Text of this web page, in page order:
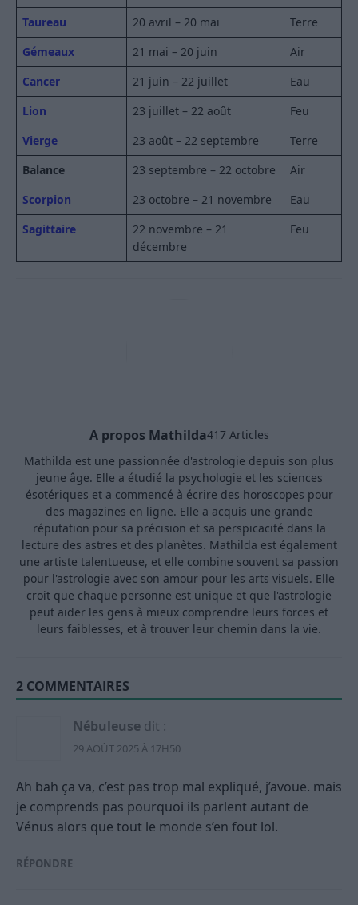
Taureau 20 avril – 20 mai
Terre
Gémeaux
21 mai – 20 juin
Air
Cancer
21 juin – 22 juillet
Eau
Lion
23 juillet – 22 août
Feu
Vierge
23 août – 22 septembre
Terre
Balance
23 septembre – 22 octobre
Air
Scorpion
23 octobre – 21 novembre
Eau
Sagittaire
22 novembre – 21
décembre
Feu
A propos Mathilda417 Articles
Mathilda est une passionnée d'astrologie depuis son plus
jeune âge. Elle a étudié la psychologie et les sciences
ésotériques et a commencé à écrire des horoscopes pour
des magazines en ligne. Elle a acquis une grande
réputation pour sa précision et sa perspicacité dans la
lecture des astres et des planètes. Mathilda est également
une artiste talentueuse, et elle combine souvent sa passion
pour l'astrologie avec son amour pour les arts visuels. Elle
croit que chaque personne est unique et que l'astrologie
peut aider les gens à mieux comprendre leurs forces et
leurs faiblesses, et à trouver leur chemin dans la vie.
2 COMMENTAIRES
Nébuleuse dit :
29 AOÛT 2025 À 17H50
Ah bah ça va, c’est pas trop mal expliqué, j’avoue. mais
je comprends pas pourquoi ils parlent autant de
Vénus alors que tout le monde s’en fout lol.
RÉPONDRE